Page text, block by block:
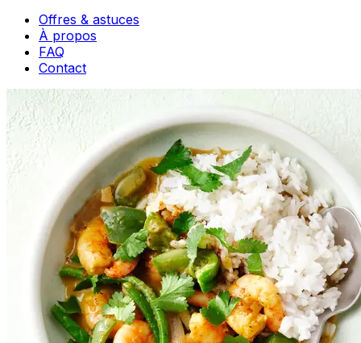
Offres & astuces
À propos
FAQ
Contact